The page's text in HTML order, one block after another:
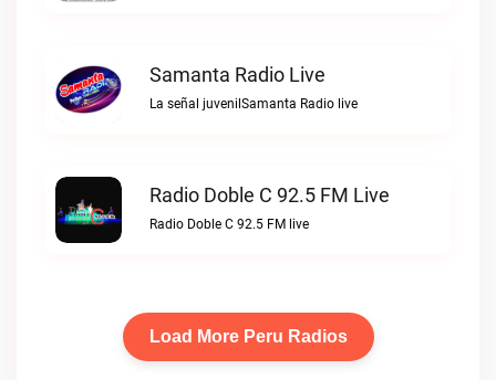
Samanta Radio Live
La señal juvenilSamanta Radio live
Radio Doble C 92.5 FM Live
Radio Doble C 92.5 FM live
Load More Peru Radios